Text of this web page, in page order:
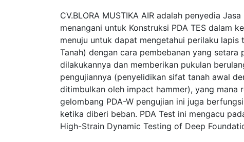
CV.BLORA MUSTIKA AIR adalah penyedia
menangani untuk Konstruksi PDA TES dalam
menuju untuk dapat mengetahui perilaku
Tanah) dengan cara pembebanan yang
dilakukannya dan memberikan pukulan
pengujiannya (penyelidikan sifat tanah awal
ditimbulkan oleh impact hammer), yang mana
gelombang PDA-W pengujian ini juga
ketika diberi beban. PDA Test ini mengacu
High-Strain Dynamic Testing of Deep